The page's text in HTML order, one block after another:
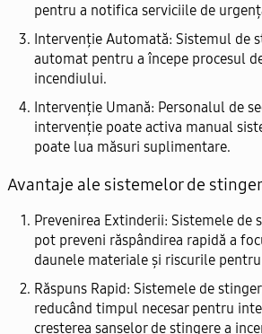
pentru a notifica serviciile de
Intervenție Automată: Sistemul de
automat pentru a începe procesul
incendiului.
Intervenție Umană: Personalul de
intervenție poate activa manual
poate lua măsuri suplimentare.
Avantaje ale sistemelor de
Prevenirea Extinderii: Sistemele de
pot preveni răspândirea rapidă a
daunele materiale și riscurile
Răspuns Rapid: Sistemele de
reducând timpul necesar pentru
creșterea șanselor de stingere a